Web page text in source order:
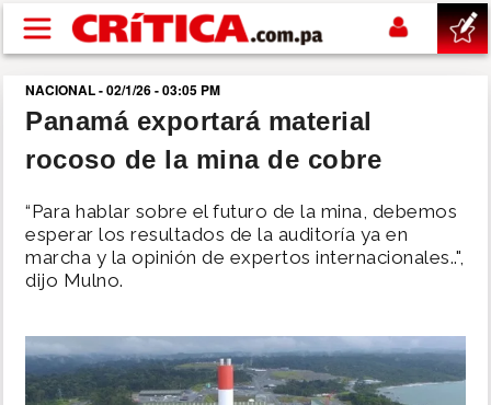
Pasar al contenido principal
buscar
SUCESOS
NACIONAL
POLÍTICA
NACIONAL - 02/1/26 - 03:05 PM
Panamá exportará material
rocoso de la mina de cobre
“Para hablar sobre el futuro de la mina, debemos
esperar los resultados de la auditoría ya en
marcha y la opinión de expertos internacionales..",
dijo Mulno.